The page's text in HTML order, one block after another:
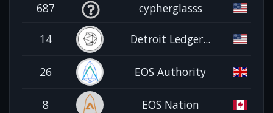
687 cypherglasss
14 Detroit Ledger...
26 EOS Authority
8 EOS Nation